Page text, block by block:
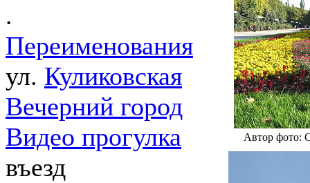
.
Переименования
ул. Куликовская
Вечерний город
Видео прогулка
въезд
Автор фото: